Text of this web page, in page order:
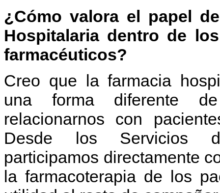
¿Cómo valora el papel
Hospitalaria dentro de
farmacéuticos?
Creo que la farmacia
una forma diferente
relacionarnos con
Desde los Servicios
participamos directamente
la farmacoterapia de los